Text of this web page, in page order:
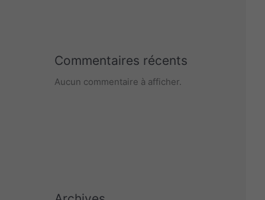
Commentaires récents
Aucun commentaire à afficher.